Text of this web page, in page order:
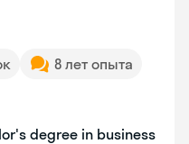
8 лет опыта
degree in business